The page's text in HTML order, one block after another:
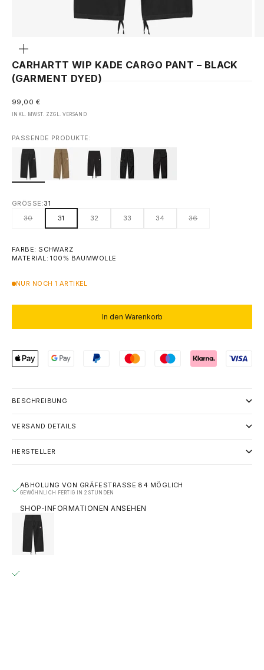
CARHARTT WIP KADE CARGO PANT – BLACK
(GARMENT DYED)
ANGEBOT
99,00 €
INKL. MWST. ZZGL. VERSAND
PASSENDE PRODUKTE:
GRÖSSE: 31
30
31 32 33 34 36
FARBE: SCHWARZ
MATERIAL: 100% BAUMWOLLE
NUR NOCH 1 ARTIKEL
In den Warenkorb
BESCHREIBUNG
VERSAND DETAILS
HERSTELLER
ABHOLUNG VON GRÄFESTRASSE 84 MÖGLICH
GEWÖHNLICH FERTIG IN 2 STUNDEN
SHOP-INFORMATIONEN ANSEHEN